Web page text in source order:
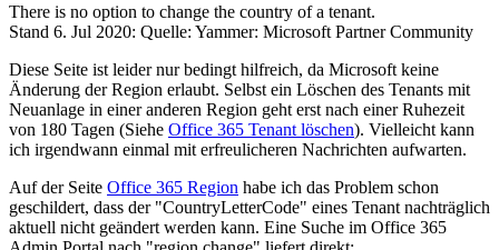
There is no option to change the country of a tenant.
Stand 6. Jul 2020: Quelle: Yammer: Microsoft Partner Community
Diese Seite ist leider nur bedingt hilfreich, da Microsoft keine
Änderung der Region erlaubt. Selbst ein Löschen des Tenants mit
Neuanlage in einer anderen Region geht erst nach einer Ruhezeit
von 180 Tagen (Siehe Office 365 Tenant löschen). Vielleicht kann
ich irgendwann einmal mit erfreulicheren Nachrichten aufwarten.
Auf der Seite Office 365 Region habe ich das Problem schon
geschildert, dass der "CountryLetterCode" eines Tenant nachträglich
aktuell nicht geändert werden kann. Eine Suche im Office 365